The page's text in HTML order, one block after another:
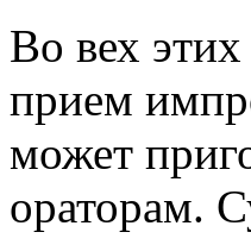
Во вех
прием
может
ораторам.